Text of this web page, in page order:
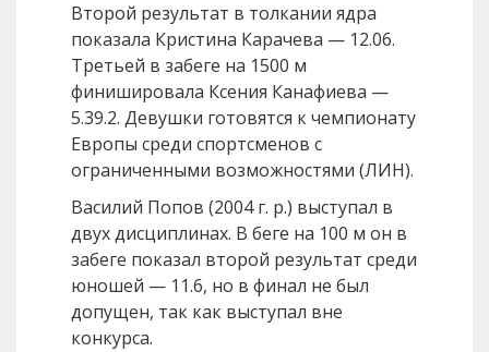
Второй результат в толкании ядра
показала Кристина Карачева — 12.06.
Третьей в забеге на 1500 м
финишировала Ксения Канафиева —
5.39.2. Девушки готовятся к чемпионату
Европы среди спортсменов с
ограниченными возможностями (ЛИН).
Василий Попов (2004 г. р.) выступал в
двух дисциплинах. В беге на 100 м он в
забеге показал второй результат среди
юношей — 11.6, но в финал не был
допущен, так как выступал вне
конкурса.